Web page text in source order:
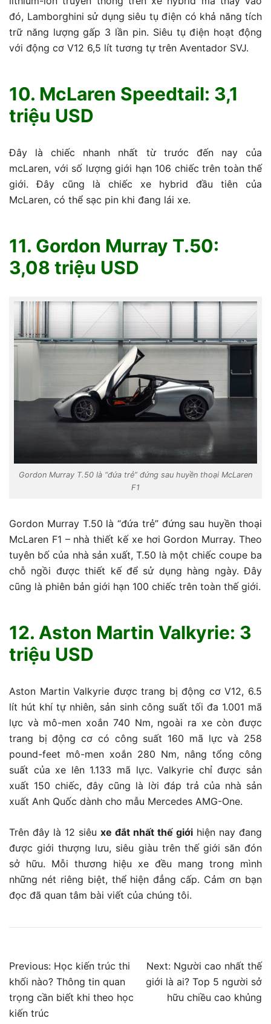
đó, Lamborghini sử dụng siêu tụ điện có khả năng tích
trữ năng lượng gấp 3 lần pin. Siêu tụ điện hoạt động
với động cơ V12 6,5 lít tương tự trên Aventador SVJ.
10. McLaren Speedtail: 3,1
triệu USD
Đây là chiếc nhanh nhất từ ​​trước đến nay của
mcLaren, với số lượng giới hạn 106 chiếc trên toàn thế
giới. Đây cũng là chiếc xe hybrid đầu tiên của
McLaren, có thể sạc pin khi đang lái xe.
11. Gordon Murray T.50:
3,08 triệu USD
Gordon Murray T.50 là “đứa trẻ” đứng sau huyền thoại McLaren
F1
Gordon Murray T.50 là “đứa trẻ” đứng sau huyền thoại
McLaren F1 – nhà thiết kế xe hơi Gordon Murray. Theo
tuyên bố của nhà sản xuất, T.50 là một chiếc coupe ba
chỗ ngồi được thiết kế để sử dụng hàng ngày. Đây
cũng là phiên bản giới hạn 100 chiếc trên toàn thế giới.
12. Aston Martin Valkyrie: 3
triệu USD
Aston Martin Valkyrie được trang bị động cơ V12, 6.5
lít hút khí tự nhiên, sản sinh công suất tối đa 1.001 mã
lực và mô-men xoắn 740 Nm, ngoài ra xe còn được
trang bị động cơ có công suất 160 mã lực và 258
pound-feet mô-men xoắn 280 Nm, nâng tổng công
suất của xe lên 1.133 mã lực. Valkyrie chỉ được sản
xuất 150 chiếc, đây cũng là lời đáp trả của nhà sản
xuất Anh Quốc dành cho mẫu Mercedes AMG-One.
Trên đây là 12 siêu xe đắt nhất thế giới hiện nay đang
được giới thượng lưu, siêu giàu trên thế giới săn đón
sở hữu. Mỗi thương hiệu xe đều mang trong mình
những nét riêng biệt, thể hiện đẳng cấp. Cảm ơn bạn
đọc đã quan tâm bài viết của chúng tôi.
Điều
hướng
bài
Previous: Học kiến trúc thi
khối nào? Thông tin quan
trọng cần biết khi theo học
kiến trúc
Next: Người cao nhất thế
giới là ai? Top 5 người sở
hữu chiều cao khủng